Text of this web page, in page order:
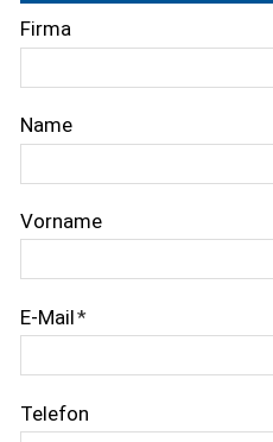
Firma
Name
Vorname
E-Mail*
Telefon